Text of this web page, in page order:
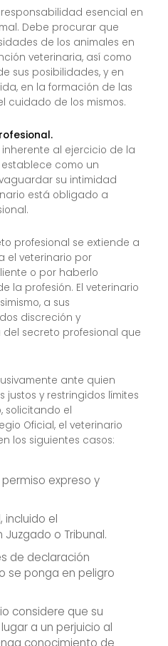
esencial en
Debe procurar que
de los animales en
veterinaria, así como
sus posibilidades, y en
en la formación de las
cuidado de los mismos.
inherente al ejercicio de la
como un
su intimidad
está obligado a
profesional se extiende a
el veterinario por
o por haberlo
la profesión. El veterinario
a sus
discreción y
secreto profesional que
ante quien
y restringidos límites
solicitando el
Oficial, el veterinario
los siguientes casos:
expreso y
incluido el
o Tribunal.
de declaración
se ponga en peligro
considere que su
a un perjuicio al
conocimiento de